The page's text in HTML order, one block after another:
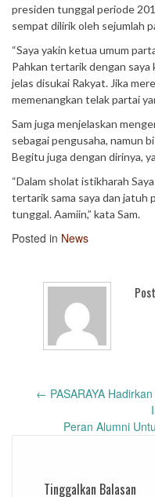
presiden tunggal periode
sempat dilirik oleh sejumlah
“Saya yakin ketua umum
Pahkan tertarik dengan saya
jelas disukai Rakyat. Jika
memenangkan telak partai
Sam juga menjelaskan
sebagai pengusaha, namun
Begitu juga dengan dirinya,
“Dalam sholat istikharah
tertarik sama saya dan jatuh
tunggal. Aamiin,” kata Sam.
Posted in News
Post← PASARAYA
Peran Alumni
Tinggalkan Balasan